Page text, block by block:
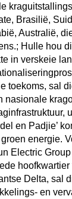
Brasilië,
Australië,
Hulle hou
in verskeie
toekoms, sal
nasionale
en Padjie’
energie.
Electric
Delta, sal
en